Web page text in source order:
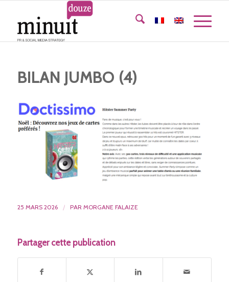
BILAN JUMBO (4)
25 MARS 2026 / PAR MORGANE FALAIZE
Partager cette publication